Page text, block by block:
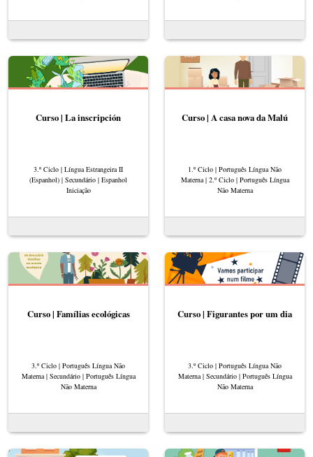
Curso | La inscripción
3.º Ciclo | Língua Estrangeira II
(Espanhol) | Secundário | Espanhol
Iniciação
Curso | A casa nova da Malú
1.º Ciclo | Português Língua Não
Materna | 2.º Ciclo | Português Língua
Não Materna
Curso | Famílias ecológicas
3.º Ciclo | Português Língua Não
Materna | Secundário | Português Língua
Não Materna
Curso | Figurantes por um dia
3.º Ciclo | Português Língua Não
Materna | Secundário | Português Língua
Não Materna